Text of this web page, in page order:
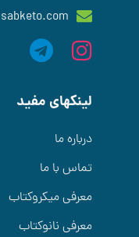
لینکهای مفید
درباره ما
تماس با ما
معرفی میکروکتاب
معرفی نانوکتاب